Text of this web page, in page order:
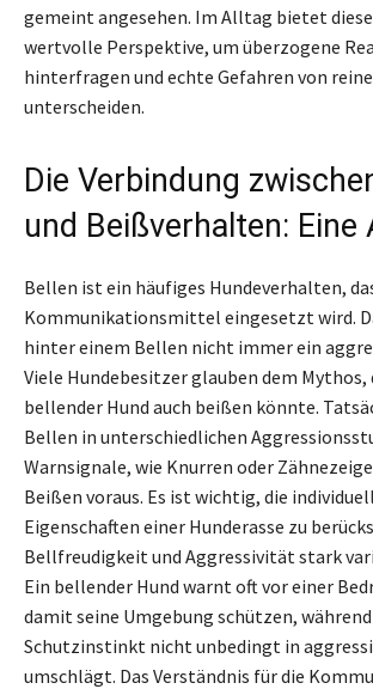
gemeint angesehen. Im Alltag bietet
wertvolle Perspektive, um überzogene
hinterfragen und echte Gefahren von
unterscheiden.
Die Verbindung
und Beißverhalten: Eine
Bellen ist ein häufiges Hundeverhalten,
Kommunikationsmittel eingesetzt wird.
hinter einem Bellen nicht immer ein
Viele Hundebesitzer glauben dem Mythos,
bellender Hund auch beißen könnte.
Bellen in unterschiedlichen
Warnsignale, wie Knurren oder
Beißen voraus. Es ist wichtig, die
Eigenschaften einer Hunderasse zu
Bellfreudigkeit und Aggressivität stark
Ein bellender Hund warnt oft vor einer
damit seine Umgebung schützen,
Schutzinstinkt nicht unbedingt in
umschlägt. Das Verständnis für die